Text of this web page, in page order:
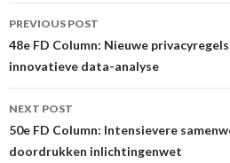
Post
navigation
PREVIOUS POST
48e FD Column: Nieuwe
innovatieve data-analyse
NEXT POST
50e FD Column: Intensievere
doordrukken inlichtingenwet